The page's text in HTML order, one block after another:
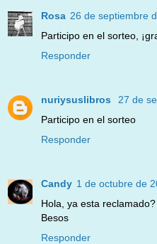
Rosa 26 de septiembre
Participo en el sorteo,
Responder
nuriysuslibros
27 de
Participo en el sorteo
Responder
Candy 1 de octubre de
Hola, ya esta
Besos
Responder